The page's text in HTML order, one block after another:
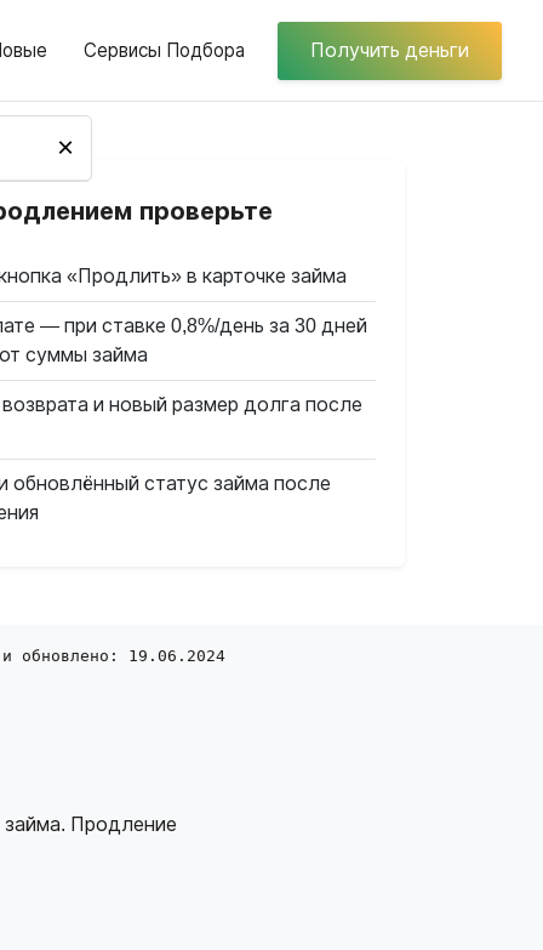
Сервисы Подбора Получить деньги
×
проверьте
«Продлить» в карточке займа
— при ставке 0,8%/день за 30 дней
суммы займа
и новый размер долга после
обновлённый статус займа после
и обновлено: 19.06.2024
займа. Продление